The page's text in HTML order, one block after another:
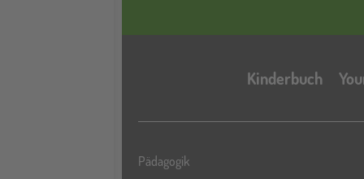
Kinderbuch
Pädagogik